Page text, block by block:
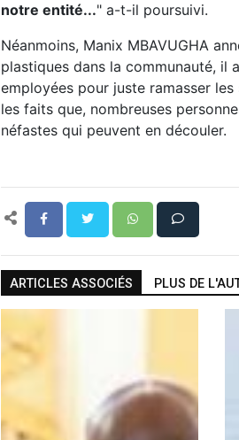
notre entité..." a-t-il poursuivi.
Néanmoins, Manix MBAVUGHA
plastiques dans la communauté, il
employées pour juste ramasser
les faits que, nombreuses
néfastes qui peuvent en découler.
ARTICLES ASSOCIÉS PLUS DE